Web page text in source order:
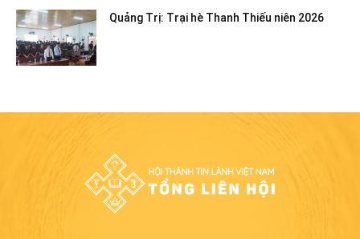
Quảng Trị: Trại hè Thanh Thiếu niên 2026